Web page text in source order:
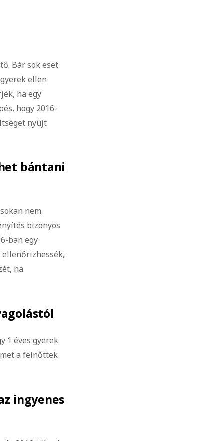
Bár sok eset
ellen
ha egy
hogy 2016-
nyújt
bántani
nem
bizonyos
ban egy
ha
1 éves gyerek
a felnőttek
ingyenes